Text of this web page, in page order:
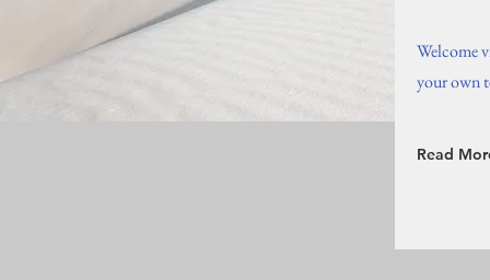
Welcome
your own
Read